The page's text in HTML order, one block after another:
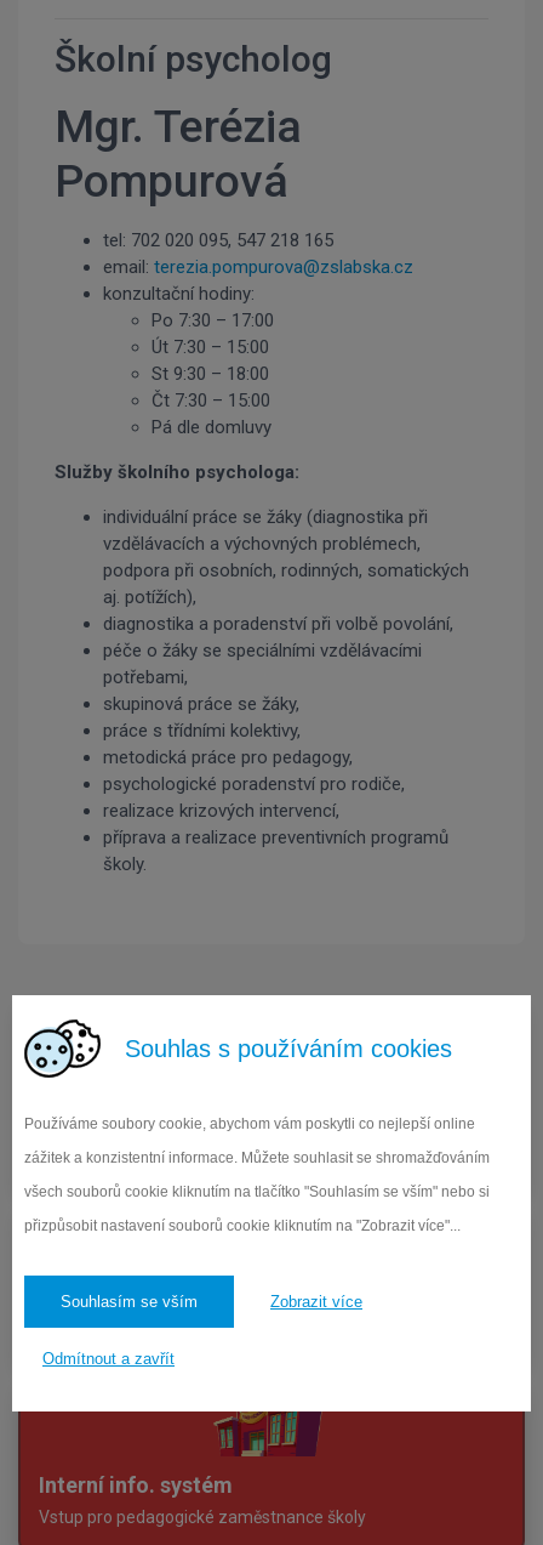
Souhlas s používáním cookies
Používáme soubory cookie, abychom vám poskytli co nejlepší online
zážitek a konzistentní informace. Můžete souhlasit se shromažďováním
všech souborů cookie kliknutím na tlačítko "Souhlasím se vším" nebo si
přizpůsobit nastavení souborů cookie kliknutím na "Zobrazit více"...
Souhlasím se vším Zobrazit více
Odmítnout a zavřít
Školní psycholog
Mgr. Terézia
Pompurová
tel: 702 020 095, 547 218 165
email: terezia.pompurova@zslabska.cz
konzultační hodiny:
Po 7:30 – 17:00
Út 7:30 – 15:00
St 9:30 – 18:00
Čt 7:30 – 15:00
Pá dle domluvy
Služby školního psychologa:
individuální práce se žáky (diagnostika při
vzdělávacích a výchovných problémech,
podpora při osobních, rodinných, somatických
aj. potížích),
diagnostika a poradenství při volbě povolání,
péče o žáky se speciálními vzdělávacími
potřebami,
skupinová práce se žáky,
práce s třídními kolektivy,
metodická práce pro pedagogy,
psychologické poradenství pro rodiče,
realizace krizových intervencí,
příprava a realizace preventivních programů
školy.
Elektronická ŽK
Vstup do systému Edookit pro žáky a rodiče
Objednávka obědů
Přihlášení a odhlášení obědů pro strávníky
Interní info. systém
Vstup pro pedagogické zaměstnance školy